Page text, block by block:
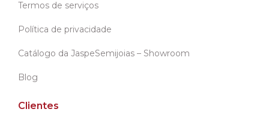
Termos de serviços
Política de privacidade
Catálogo da JaspeSemijoias – Showroom
Blog
Clientes